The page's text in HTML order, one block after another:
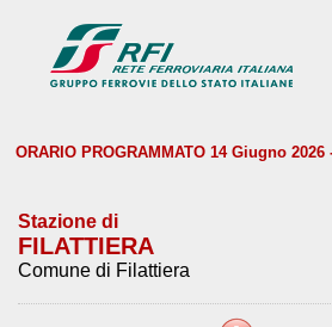
ORARIO PROGRAMMATO 14 Giugno
Stazione di
FILATTIERA
Comune di Filattiera